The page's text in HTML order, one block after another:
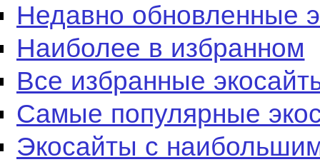
Недавно обновленные
Наиболее в избранном
Все избранные
Самые популярные
Экосайты с